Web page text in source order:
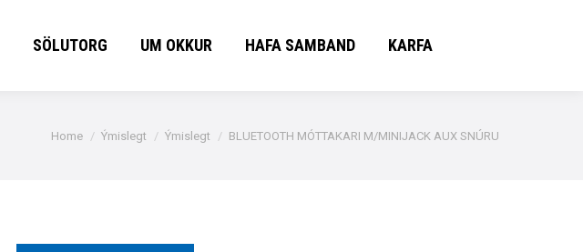
SÖLUTORG UM OKKUR HAFA SAMBAND KARFA
You are here:
Home Ýmislegt Ýmislegt BLUETOOTH MÓTTAKARI M/MINIJACK AUX SNÚRU